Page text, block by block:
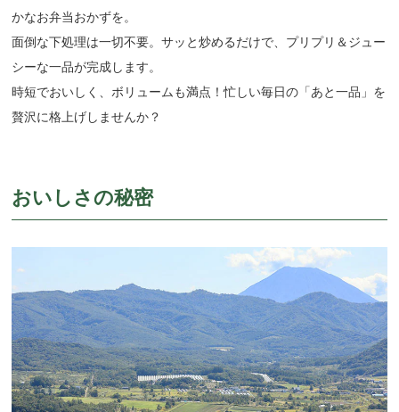
かなお弁当おかずを。
面倒な下処理は一切不要。サッと炒めるだけで、プリプリ＆ジュー
シーな一品が完成します。
時短でおいしく、ボリュームも満点！忙しい毎日の「あと一品」を
贅沢に格上げしませんか？
おいしさの秘密